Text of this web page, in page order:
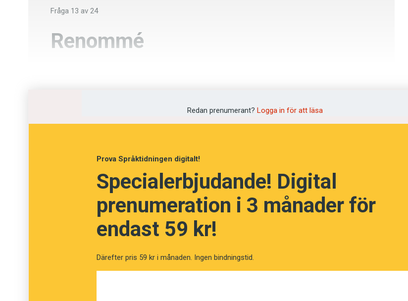
Fråga 13 av 24
Renommé
NÄSTA FRÅGA
Redan prenumerant? Logga in för att läsa
Prova Språktidningen digitalt!
Specialerbjudande! Digital
prenumeration i 3 månader för
endast 59 kr!
Därefter pris 59 kr i månaden. Ingen bindningstid.